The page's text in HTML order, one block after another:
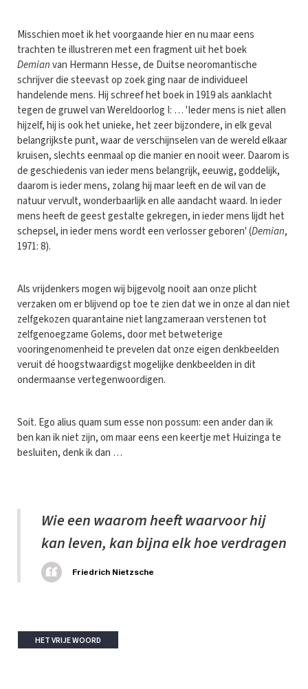
Misschien moet ik het voorgaande hier en nu maar eens
trachten te illustreren met een fragment uit het boek
Demianvan Hermann Hesse, de Duitse neoromantische
schrijver die steevast op zoek ging naar de individueel
handelende mens. Hij schreef het boek in 1919 als aanklacht
tegen de gruwel van Wereldoorlog I: … 'Ieder mens is niet allen
hijzelf, hij is ook het unieke, het zeer bijzondere, in elk geval
belangrijkste punt, waar de verschijnselen van de wereld elkaar
kruisen, slechts eenmaal op die manier en nooit weer. Daarom is
de geschiedenis van ieder mens belangrijk, eeuwig, goddelijk,
daarom is ieder mens, zolang hij maar leeft en de wil van de
natuur vervult, wonderbaarlijk en alle aandacht waard. In ieder
mens heeft de geest gestalte gekregen, in ieder mens lijdt het
schepsel, in ieder mens wordt een verlosser geboren' (Demian,
1971: 8).
Als vrijdenkers mogen wij bijgevolg nooit aan onze plicht
verzaken om er blijvend op toe te zien dat we in onze al dan niet
zelfgekozen quarantaine niet langzameraan verstenen tot
zelfgenoegzame Golems, door met betweterige
vooringenomenheid te prevelen dat onze eigen denkbeelden
veruit dé hoogstwaardigst mogelijke denkbeelden in dit
ondermaanse vertegenwoordigen.
Soit. Ego alius quam sum esse non possum: een ander dan ik
ben kan ik niet zijn, om maar eens een keertje met Huizinga te
besluiten, denk ik dan …
Wie een waarom heeft waarvoor hij
kan leven, kan bijna elk hoe verdragen
Friedrich Nietzsche
HET VRIJE WOORD